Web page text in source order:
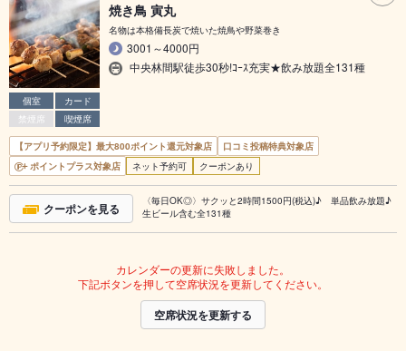
個室
カード
禁煙席
喫煙席
焼き鳥 寅丸
名物は本格備長炭で焼いた焼鳥や野菜巻き
3001～4000円
中央林間駅徒歩30秒!ｺｰｽ充実★飲み放題全131種
【アプリ予約限定】最大800ポイント還元対象店
口コミ投稿特典対象店
ポイントプラス対象店
ネット予約可 クーポンあり
クーポンを見る
〈毎日OK◎〉サクッと2時間1500円(税込)♪ 単品飲み放題♪
生ビール含む全131種
カレンダーの更新に失敗しました。
下記ボタンを押して空席状況を更新してください。
空席状況を更新する